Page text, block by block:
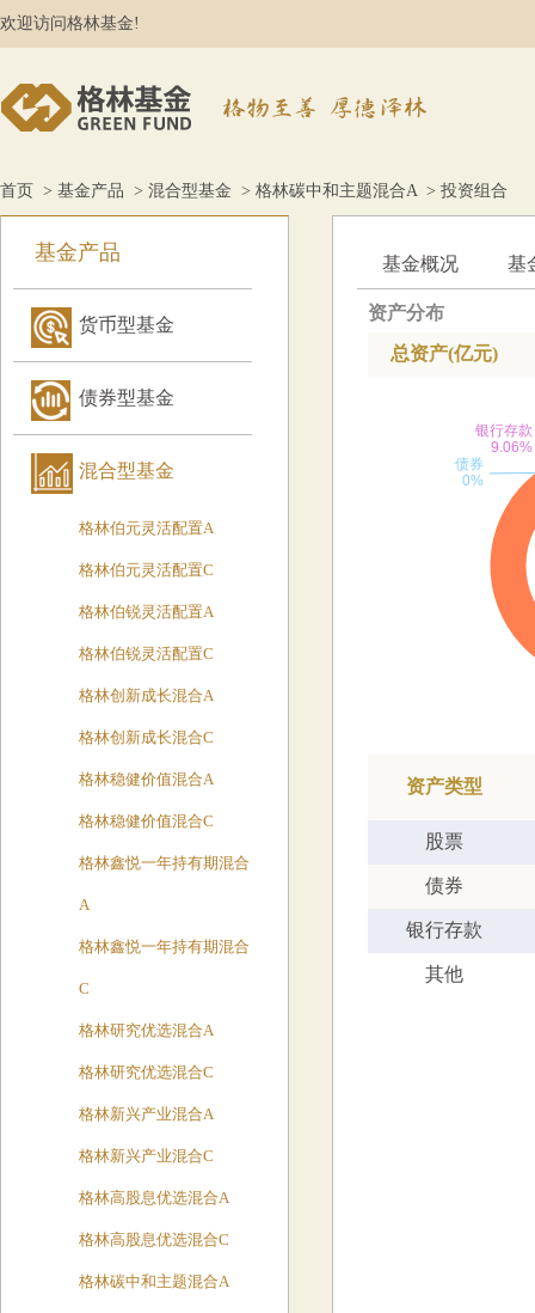
欢迎访问格林基金!
首页 > 基金产品 > 混合型基金 > 格林碳中和主题混合A> 投资组合
基金产品
货币型基金
债券型基金
混合型基金
格林伯元灵活配置A
格林伯元灵活配置C
格林伯锐灵活配置A
格林伯锐灵活配置C
格林创新成长混合A
格林创新成长混合C
格林稳健价值混合A
格林稳健价值混合C
格林鑫悦一年持有期混合
A
格林鑫悦一年持有期混合
C
格林研究优选混合A
格林研究优选混合C
格林新兴产业混合A
格林新兴产业混合C
格林高股息优选混合A
格林高股息优选混合C
格林碳中和主题混合A
基金概况 基
资产分布
总资产(亿元)
资产类型
股票
债券
银行存款
其他